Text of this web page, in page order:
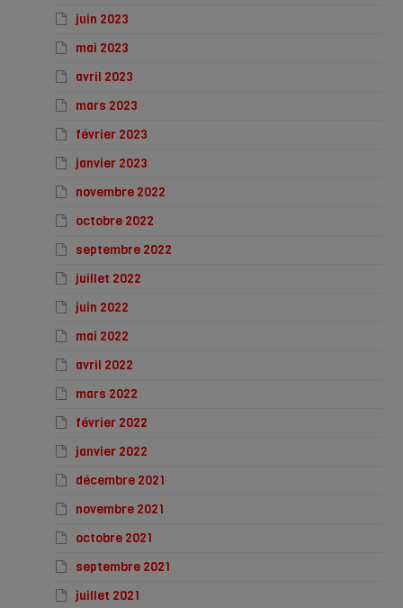
juin 2023
mai 2023
avril 2023
mars 2023
février 2023
janvier 2023
novembre 2022
octobre 2022
septembre 2022
juillet 2022
juin 2022
mai 2022
avril 2022
mars 2022
février 2022
janvier 2022
décembre 2021
novembre 2021
octobre 2021
septembre 2021
juillet 2021